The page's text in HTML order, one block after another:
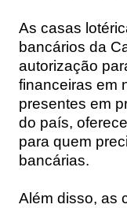
As casas
bancários da
autorização
financeiras em
presentes em
do país,
para quem
bancárias.
Além disso, as